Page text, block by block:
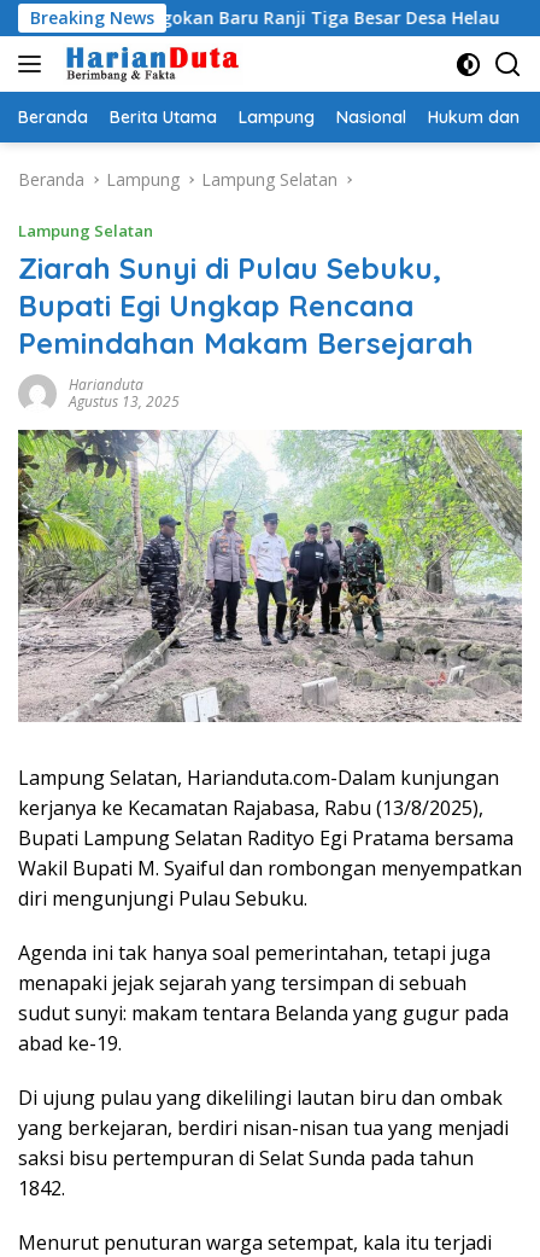
Langsung
ke
konten
Breaking News
Jagokan Baru Ranji Tiga Besar Desa Helau
Beranda Berita Utama Lampung Nasional Hukum dan
Beranda Lampung Lampung Selatan
Lampung Selatan
Ziarah Sunyi di Pulau Sebuku,
Bupati Egi Ungkap Rencana
Pemindahan Makam Bersejarah
Harianduta
Agustus 13, 2025
Lampung Selatan, Harianduta.com-Dalam kunjungan
kerjanya ke Kecamatan Rajabasa, Rabu (13/8/2025),
Bupati Lampung Selatan Radityo Egi Pratama bersama
Wakil Bupati M. Syaiful dan rombongan menyempatkan
diri mengunjungi Pulau Sebuku.
Agenda ini tak hanya soal pemerintahan, tetapi juga
menapaki jejak sejarah yang tersimpan di sebuah
sudut sunyi: makam tentara Belanda yang gugur pada
abad ke-19.
Di ujung pulau yang dikelilingi lautan biru dan ombak
yang berkejaran, berdiri nisan-nisan tua yang menjadi
saksi bisu pertempuran di Selat Sunda pada tahun
1842.
Menurut penuturan warga setempat, kala itu terjadi